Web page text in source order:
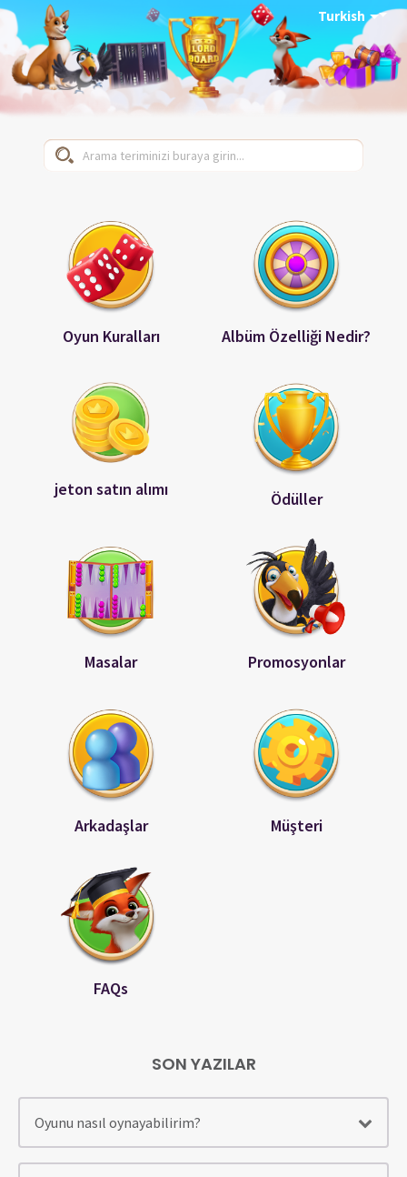
Turkish
Oyun Kuralları Albüm Özelliği Nedir?
jeton satın alımı Ödüller
Masalar Promosyonlar
Arkadaşlar Müşteri
FAQs
SON YAZILAR
Oyunu nasıl oynayabilirim?